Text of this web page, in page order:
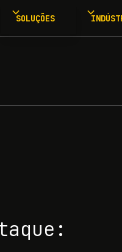
SOLUÇÕES